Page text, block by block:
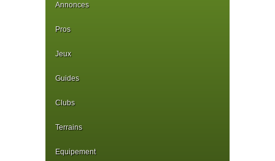
Annonces
Pros
Jeux
Guides
Clubs
Terrains
Equipement